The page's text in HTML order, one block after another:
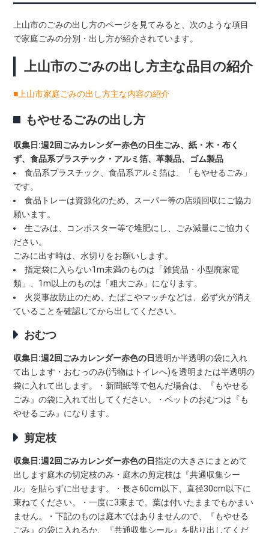
上山市のごみの出し方のページを見てみると、次のような項目
で家庭ごみの分別・出し方が紹介されています。
上山市のごみの出し方主な品目の紹介
■上山市家庭ごみの出し方主な内容の紹介
もやせるごみの出し方
収集日:週2回ごみカレンダー赤色の日生ごみ、紙・木・布く
ず、食品系プラスチック・アルミ箔、革製品、ゴム製品
食品系プラスチック、食品系アルミ箔は、「もやせるごみ」
です。
食品トレーは資源化のため、スーパー等の店頭回収にご協力
願います。
生ごみは、コンポスター等で堆肥にし、ごみ減量にご協力く
ださい。
ごみに出す時は、水切りをお願いします。
指定袋に入らない1m未満のものは「雑貨品・小型廃家電
類」、1m以上のものは「粗大ごみ」になります。
火災事故防止のため、たばこやマッチなどは、必ず火が消え
ていることを確認してから出してください。
おむつ
収集日:週2回ごみカレンダー赤色の日透明か半透明の袋に入れ
て出します・おむっのみ(汚物はトイレへ)を透明または半透明の
袋に入れて出します。・新聞紙等で包んだ場合は、『もやせる
ごみ』の袋に入れて出してください。・ペットのおむつは『も
やせるごみ』になります。
剪定枝
収集日:週2回ごみカレンダー赤色の日指定の大きさにまとめて
出します庭木の切定枝のみ・庭木の剪定枝は『共通収集シー
ル』を貼らずに出せます。・長さ60cm以下、直径30cm以下に
束ねてください。・一度に3束まで。葉は付いたままでもかまい
ません。・下記のものは庭木ではありませんので、『もやせる
ごみ』の袋に入れるか、『共通収集シール』を貼り出してくだ